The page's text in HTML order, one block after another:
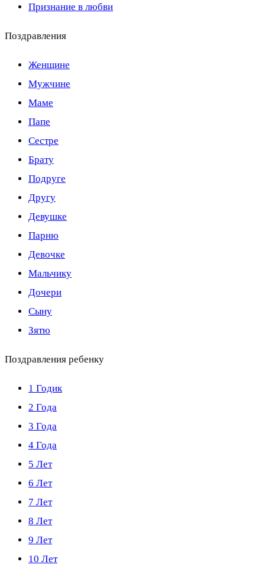
Признание в любви
Поздравления
Женщине
Мужчине
Маме
Папе
Сестре
Брату
Подруге
Другу
Девушке
Парню
Девочке
Мальчику
Дочери
Сыну
Зятю
Поздравления ребенку
1 Годик
2 Года
3 Года
4 Года
5 Лет
6 Лет
7 Лет
8 Лет
9 Лет
10 Лет